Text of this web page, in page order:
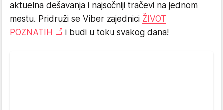
aktuelna dešavanja i najsočniji tračevi na jednom
mestu. Pridruži se Viber zajednici ŽIVOT
POZNATIH
i budi u toku svakog dana!